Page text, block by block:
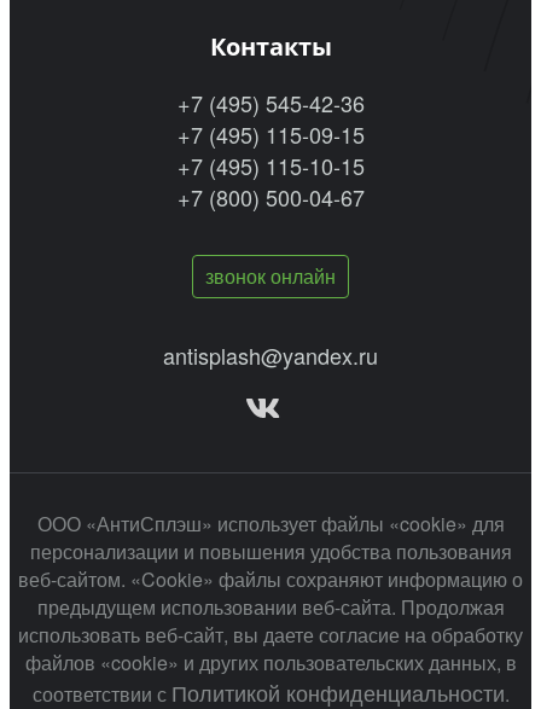
Контакты
+7 (495) 545-42-36
+7 (495) 115-09-15
+7 (495) 115-10-15
+7 (800) 500-04-67
звонок онлайн
antisplash@yandex.ru
ООО «АнтиСплэш» использует файлы «cookie» для
персонализации и повышения удобства пользования
веб-сайтом. «Cookie» файлы сохраняют информацию о
предыдущем использовании веб-сайта. Продолжая
использовать веб-сайт, вы даете согласие на обработку
файлов «cookie» и других пользовательских данных, в
соответствии с Политикой конфиденциальности.